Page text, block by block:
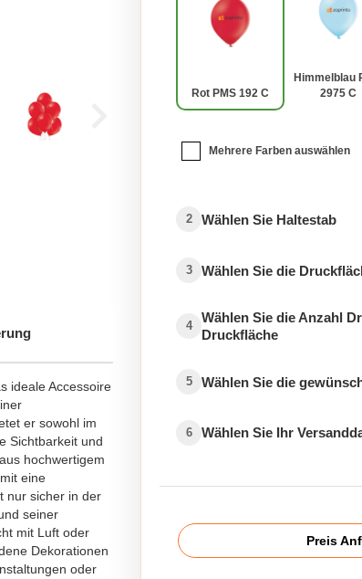
ideale Accessoire
er sowohl im
Sichtbarkeit und
hochwertigem
eine
nur sicher in der
seiner
mit Luft oder
Dekorationen
oder
Rot PMS 192 C
Himmelblau
2975 C
Mehrere Farben auswählen
2 Wählen Sie Haltestab
3 Wählen Sie die
4
Wählen Sie die Anzahl
Druckfläche
5 Wählen Sie die
6 Wählen Sie Ihr
Preis